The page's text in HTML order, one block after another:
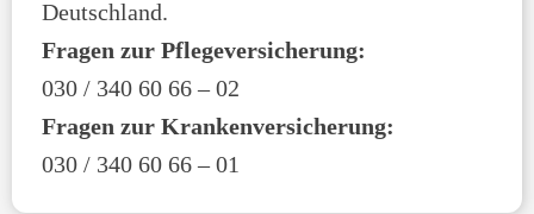
Deutschland.
Fragen zur Pflegeversicherung:
030 / 340 60 66 – 02
Fragen zur Krankenversicherung:
030 / 340 60 66 – 01